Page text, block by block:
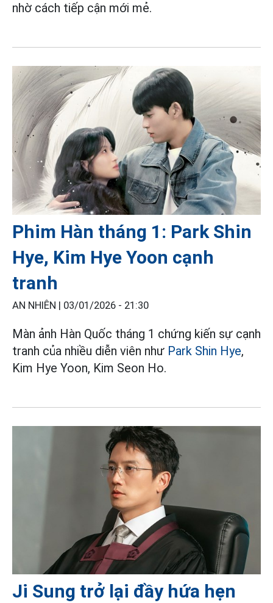
nhờ cách tiếp cận mới mẻ.
Phim Hàn tháng 1: Park Shin
Hye, Kim Hye Yoon cạnh
tranh
AN NHIÊN | 03/01/2026 - 21:30
Màn ảnh Hàn Quốc tháng 1 chứng kiến sự cạnh
tranh của nhiều diễn viên như Park Shin Hye,
Kim Hye Yoon, Kim Seon Ho.
Ji Sung trở lại đầy hứa hẹn